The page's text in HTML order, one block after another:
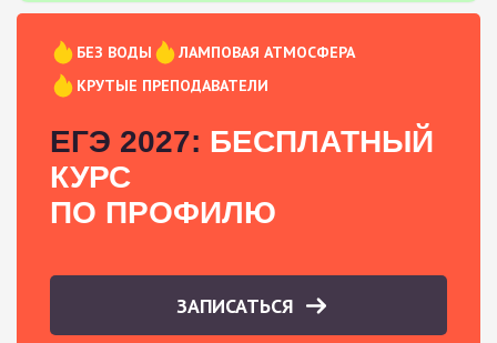
БЕЗ ВОДЫ
ЛАМПОВАЯ АТМОСФЕРА
КРУТЫЕ ПРЕПОДАВАТЕЛИ
ЕГЭ 2027: БЕСПЛАТНЫЙ
КУРС
ПО ПРОФИЛЮ
ЗАПИСАТЬСЯ